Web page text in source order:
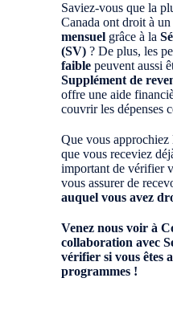
Saviez-vous que la
Canada ont droit à
mensuel grâce à la
(SV) ? De plus, les
faible peuvent aussi
Supplément de
offre une aide
couvrir les dépenses
Que vous approchiez
que vous receviez
important de vérifier
vous assurer de
auquel vous avez
Venez nous voir à
collaboration avec
vérifier si vous êtes
programmes !